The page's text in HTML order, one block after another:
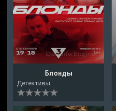
Блонды
Детективы